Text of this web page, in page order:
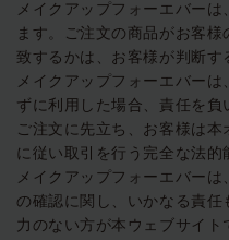
メイクアップフォーエバー
ます。ご注文の商品がお客
致するかは、お客様が判断す
メイクアップフォーエバー
ずに利用した場合、責任を負
ご注文に先立ち、お客様は
に従い取引を行う完全な法的
メイクアップフォーエバー
の確認に関し、いかなる責
力のない方が本ウェブサイ